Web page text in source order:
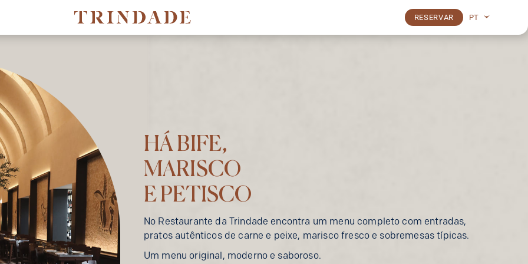
RESERVAR PT
HÁ BIFE,
MARISCO
E PETISCO
No Restaurante da Trindade encontra um menu completo com entradas,
pratos autênticos de carne e peixe, marisco fresco e sobremesas típicas.
Um menu original, moderno e saboroso.